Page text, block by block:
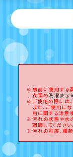
事前に使用する
衣類の洗濯表示
ご使用の際には
また、ご使用に
用に関する注意
汚れの状態や水
調節してください
汚れの程度、種